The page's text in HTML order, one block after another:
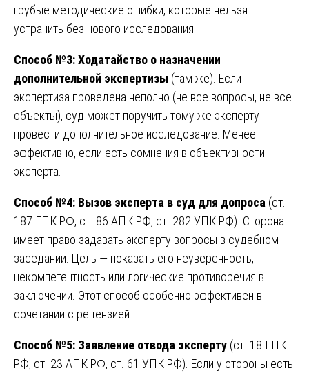
грубые методические ошибки, которые нельзя
устранить без нового исследования.
Способ №3: Ходатайство о назначении
дополнительной экспертизы (там же). Если
экспертиза проведена неполно (не все вопросы, не все
объекты), суд может поручить тому же эксперту
провести дополнительное исследование. Менее
эффективно, если есть сомнения в объективности
эксперта.
Способ №4: Вызов эксперта в суд для допроса (ст.
187 ГПК РФ, ст. 86 АПК РФ, ст. 282 УПК РФ). Сторона
имеет право задавать эксперту вопросы в судебном
заседании. Цель — показать его неуверенность,
некомпетентность или логические противоречия в
заключении. Этот способ особенно эффективен в
сочетании с рецензией.
Способ №5: Заявление отвода эксперту (ст. 18 ГПК
РФ, ст. 23 АПК РФ, ст. 61 УПК РФ). Если у стороны есть